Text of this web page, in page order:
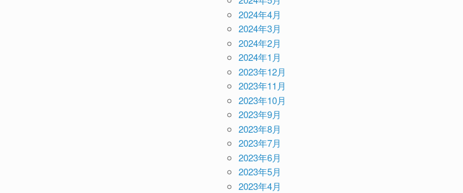
2024年4月
2024年3月
2024年2月
2024年1月
2023年12月
2023年11月
2023年10月
2023年9月
2023年8月
2023年7月
2023年6月
2023年5月
2023年4月